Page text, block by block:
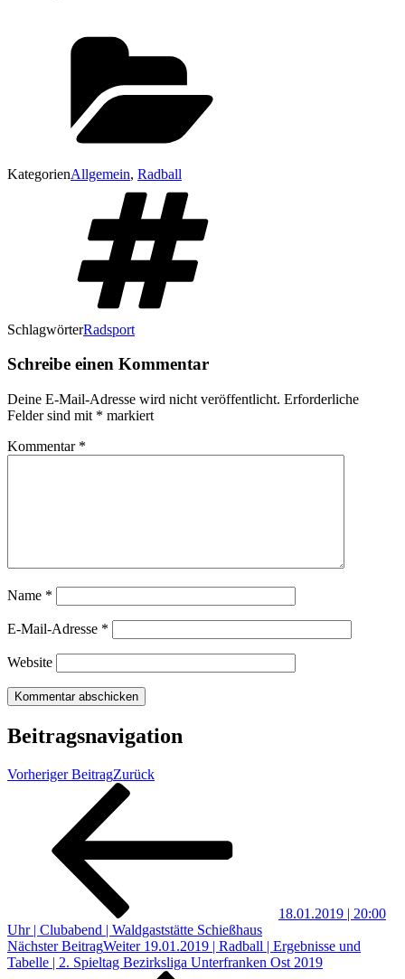
KategorienAllgemein, Radball
SchlagwörterRadsport
Schreibe einen Kommentar
Deine E-Mail-Adresse wird nicht veröffentlicht. Erforderliche
Felder sind mit * markiert
Kommentar *
Name *
E-Mail-Adresse *
Website
Beitragsnavigation
Vorheriger BeitragZurück
18.01.2019 | 20:00
Uhr | Clubabend | Waldgaststätte Schießhaus
Nächster BeitragWeiter 19.01.2019 | Radball | Ergebnisse und
Tabelle | 2. Spieltag Bezirksliga Unterfranken Ost 2019